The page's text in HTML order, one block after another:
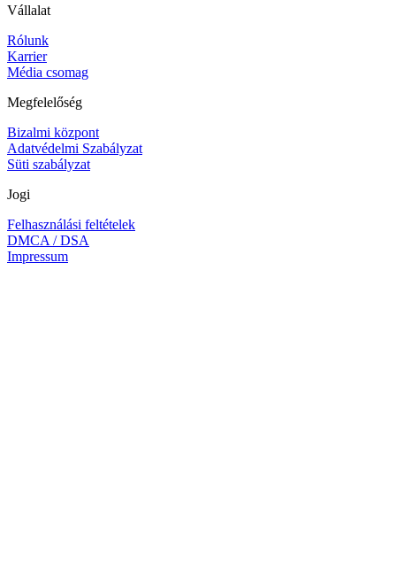
Vállalat
Rólunk
Karrier
Média csomag
Megfelelőség
Bizalmi központ
Adatvédelmi Szabályzat
Süti szabályzat
Jogi
Felhasználási feltételek
DMCA / DSA
Impressum